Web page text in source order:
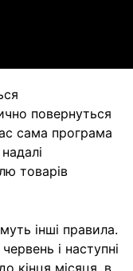
повернуться
сама програма
товарів
інші правила.
і наступні
кінця місяця, в